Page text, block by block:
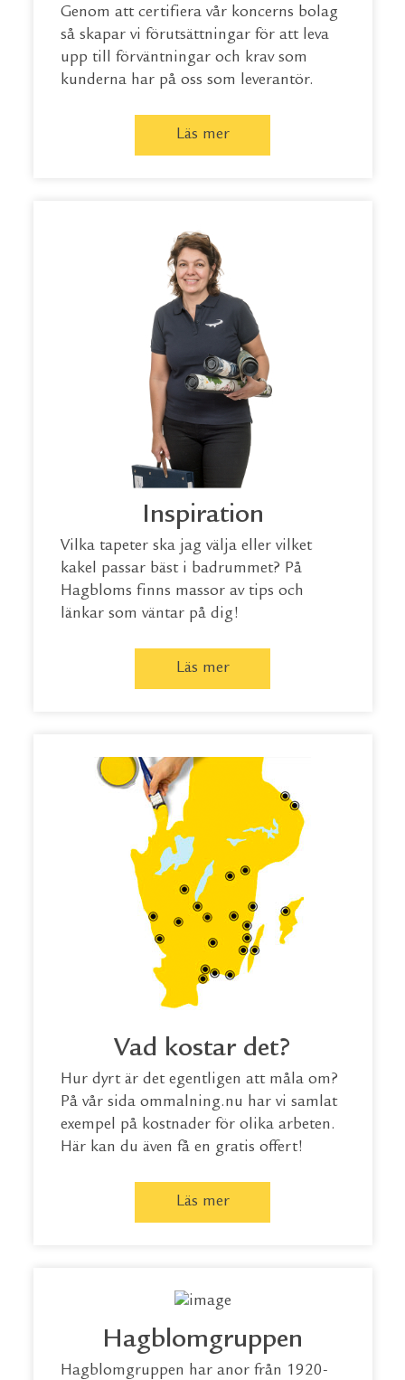
Genom att certifiera vår koncerns bolag
så skapar vi förutsättningar för att leva
upp till förväntningar och krav som
kunderna har på oss som leverantör.
Läs mer
Inspiration
Vilka tapeter ska jag välja eller vilket
kakel passar bäst i badrummet? På
Hagbloms finns massor av tips och
länkar som väntar på dig!
Läs mer
Vad kostar det?
Hur dyrt är det egentligen att måla om?
På vår sida ommalning.nu har vi samlat
exempel på kostnader för olika arbeten.
Här kan du även få en gratis offert!
Läs mer
Hagblomgruppen
Hagblomgruppen har anor från 1920-